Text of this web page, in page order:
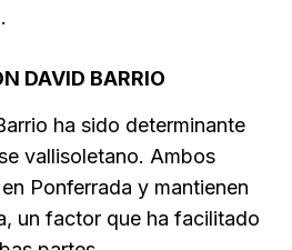
DAVID BARRIO
ha sido determinante
vallisoletano. Ambos
Ponferrada y mantienen
un factor que ha facilitado